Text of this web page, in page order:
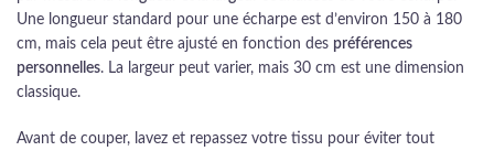
Une longueur standard pour une écharpe est d’environ 150 à 180
cm, mais cela peut être ajusté en fonction des préférences
personnelles. La largeur peut varier, mais 30 cm est une dimension
classique.
Avant de couper, lavez et repassez votre tissu pour éviter tout